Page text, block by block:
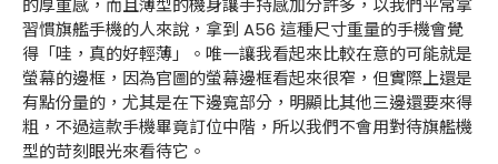
的厚重感，而且薄型的機身讓手持感加分許多，以我們平常拿
習慣旗艦手機的人來說，拿到 A56 這種尺寸重量的手機會覺
得「哇，真的好輕薄」。唯一讓我看起來比較在意的可能就是
螢幕的邊框，因為官圖的螢幕邊框看起來很窄，但實際上還是
有點份量的，尤其是在下邊寬部分，明顯比其他三邊還要來得
粗，不過這款手機畢竟訂位中階，所以我們不會用對待旗艦機
型的苛刻眼光來看待它。